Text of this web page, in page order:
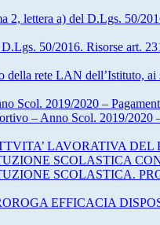
2, lettera a) del D.Lgs. 50/
50/2016. Risorse art.
rete LAN dell’Istituto, ai
Scol. 2019/2020 –
– Anno Scol. 2019/2020
LAVORATIVA DEL
SCOLASTICA
SCOLASTICA.
EFFICACIA